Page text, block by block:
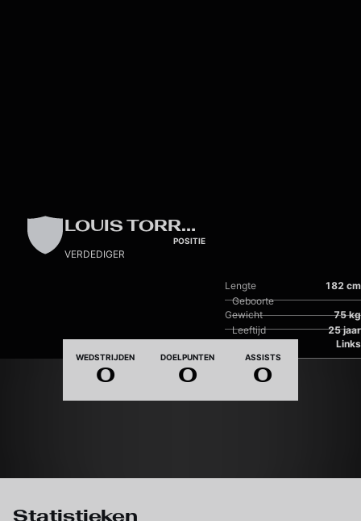
LOUIS TORRES
POSITIE
VERDEDIGER
Lengte 182 cm
Gewicht 75 kg
Links
Geboorte
Leeftijd 25 jaar
WEDSTRIJDEN
0
DOELPUNTEN
0
ASSISTS
0
Statistieken